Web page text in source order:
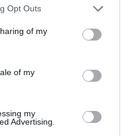
uses one or more Google
behaviour. You may click to
and its third-party tags to
purposes in below Google
Opt Outs
of my
of my
my
Advertising.
(SOC) με τεχνητή
ώστε να
κλίμακα και
και απόκρισης.
απλώς τους